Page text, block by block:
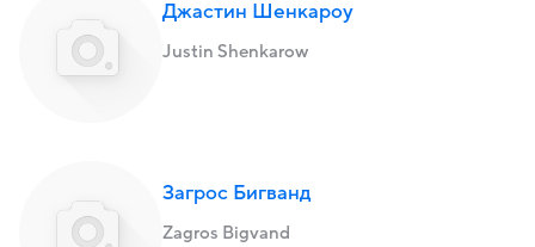
Джастин Шенкароу
Justin Shenkarow
Загрос Бигванд
Zagros Bigvand